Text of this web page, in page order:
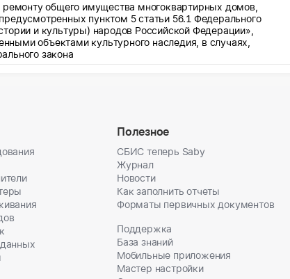
общего имущества многоквартирных домов,
пунктом 5 статьи 56.1 Федерального
и культуры) народов Российской Федерации»,
объектами культурного наследия, в случаях,
закона
Полезное
СБИС теперь Saby
Журнал
Новости
Как заполнить отчеты
Форматы первичных документов
Поддержка
База знаний
Мобильные приложения
Мастер настройки